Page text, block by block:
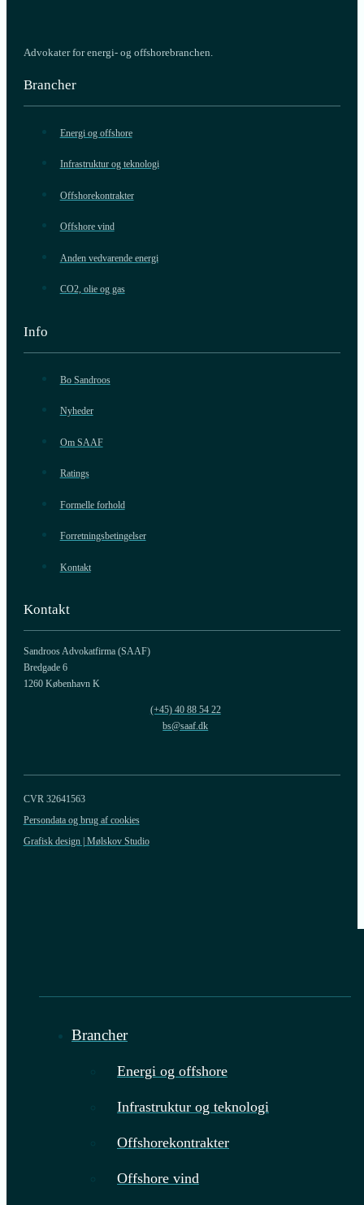
Advokater for energi- og offshorebranchen.
Brancher
Energi og offshore
Infrastruktur og teknologi
Offshorekontrakter
Offshore vind
Anden vedvarende energi
CO2, olie og gas
Info
Bo Sandroos
Nyheder
Om SAAF
Ratings
Formelle forhold
Forretningsbetingelser
Kontakt
Kontakt
Sandroos Advokatfirma (SAAF)
Bredgade 6
1260 København K
(+45) 40 88 54 22
bs@saaf.dk
CVR 32641563
Persondata og brug af cookies
Grafisk design | Mølskov Studio
Brancher
Energi og offshore
Infrastruktur og teknologi
Offshorekontrakter
Offshore vind